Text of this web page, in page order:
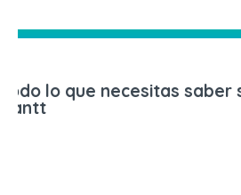
Todo lo que necesitas
Gantt